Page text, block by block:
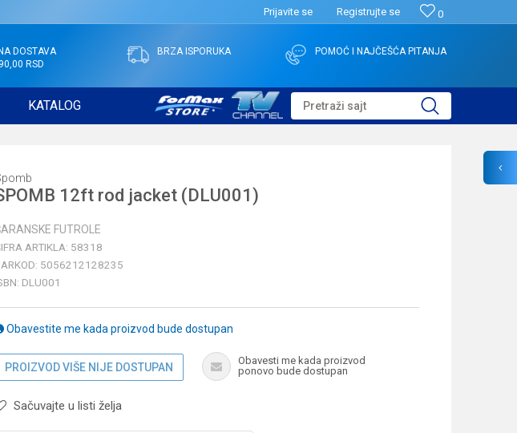
0
Prijavite se Registrujte se
DOSTAVA
RSD
BRZA ISPORUKA POMOĆ I NAJČEŠĆA PITANJA
KATALOG Pretraži sajt
12ft rod jacket (DLU001)
FUTROLE
ARTIKLA: 58318
5056212128235
DLU001
Obavestite me kada proizvod bude dostupan
PROIZVOD VIŠE NIJE DOSTUPAN
Obavesti me kada proizvod
ponovo bude dostupan
Sačuvajte u listi želja